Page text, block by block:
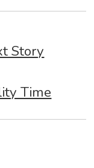
Story
Time